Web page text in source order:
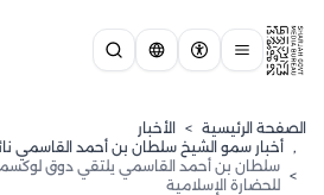
الصفحة الرئيسية > الأخبار
, ⁠أخبار سمو الشيخ سلطان بن أحمد القاسمي
>
سلطان بن أحمد القاسمي يلتقي دوق
للحضارة الإسلامية